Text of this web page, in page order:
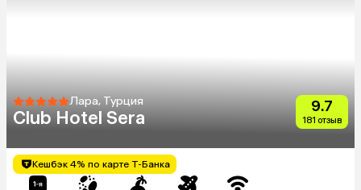
Лара, Турция
Club Hotel Sera
9.7
181 отзыв
Кешбэк 4% по карте Т-Банка